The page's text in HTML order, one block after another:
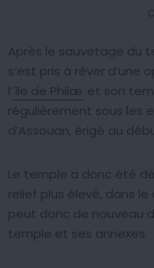
Après le sauvetage du
s’est pris à rêver d’une
l’ île de Philæ et son
régulièrement sous les
d’Assouan, érigé au
Le temple a donc été
relief plus élevé, dans
peut donc de nouveau
temple et ses annexes.